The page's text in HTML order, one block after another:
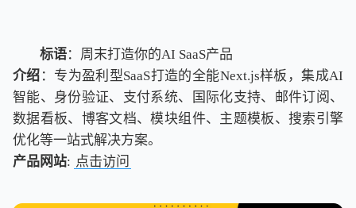
标语：周末打造你的AI SaaS产品
介绍 ：专为盈利型SaaS打造的全能Next.js样板，集成AI
智能、身份验证、支付系统、国际化支持、邮件订阅、
数据看板、博客文档、模块组件、主题模板、搜索引擎
优化等一站式解决方案。
产品网站: 点击访问